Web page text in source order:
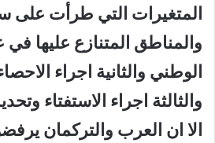
المتغيرات التي طرأت على
والمناطق المتنازع عليها في
الوطني والثانية اجراء
والثالثة اجراء الاستفتاء
الا ان العرب والتركمان